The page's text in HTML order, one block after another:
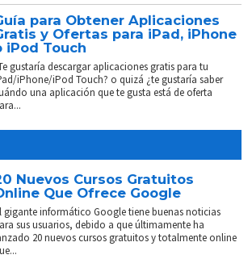
para Obtener Aplicaciones
y Ofertas para iPad, iPhone
iPod Touch
gustaría descargar aplicaciones gratis para tu
iPhone/iPod Touch? o quizá ¿te gustaría saber
una aplicación que te gusta está de oferta
Nuevos Cursos Gratuitos
Que Ofrece Google
gigante informático Google tiene buenas noticias
sus usuarios, debido a que últimamente ha
20 nuevos cursos gratuitos y totalmente online